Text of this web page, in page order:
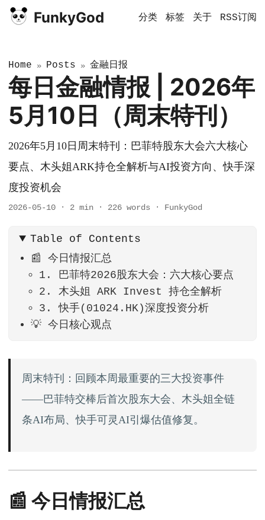
FunkyGod 分类 标签 关于 RSS订阅
Home » Posts » 金融日报
每日金融情报 | 2026年
5月10日（周末特刊）
2026年5月10日周末特刊：巴菲特股东大会六大核心
要点、木头姐ARK持仓全解析与AI投资方向、快手深
度投资机会
2026-05-10 · 2 min · 226 words · FunkyGod
Table of Contents
📰 今日情报汇总
1. 巴菲特2026股东大会：六大核心要点
2. 木头姐 ARK Invest 持仓全解析
3. 快手(01024.HK)深度投资分析
💡 今日核心观点
周末特刊：回顾本周最重要的三大投资事件
——巴菲特交棒后首次股东大会、木头姐全链
条AI布局、快手可灵AI引爆估值修复。
📰 今日情报汇总